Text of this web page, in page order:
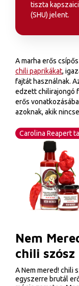
tiszta
(SHU) jelent.
A marha erős
chili paprikákat,
fajtát használnak.
edzett chilirajongó
erős
azoknak, akik
Carolina Reapert
Nem
chili szósz
A Nem mered! chili
egyszerre brutál